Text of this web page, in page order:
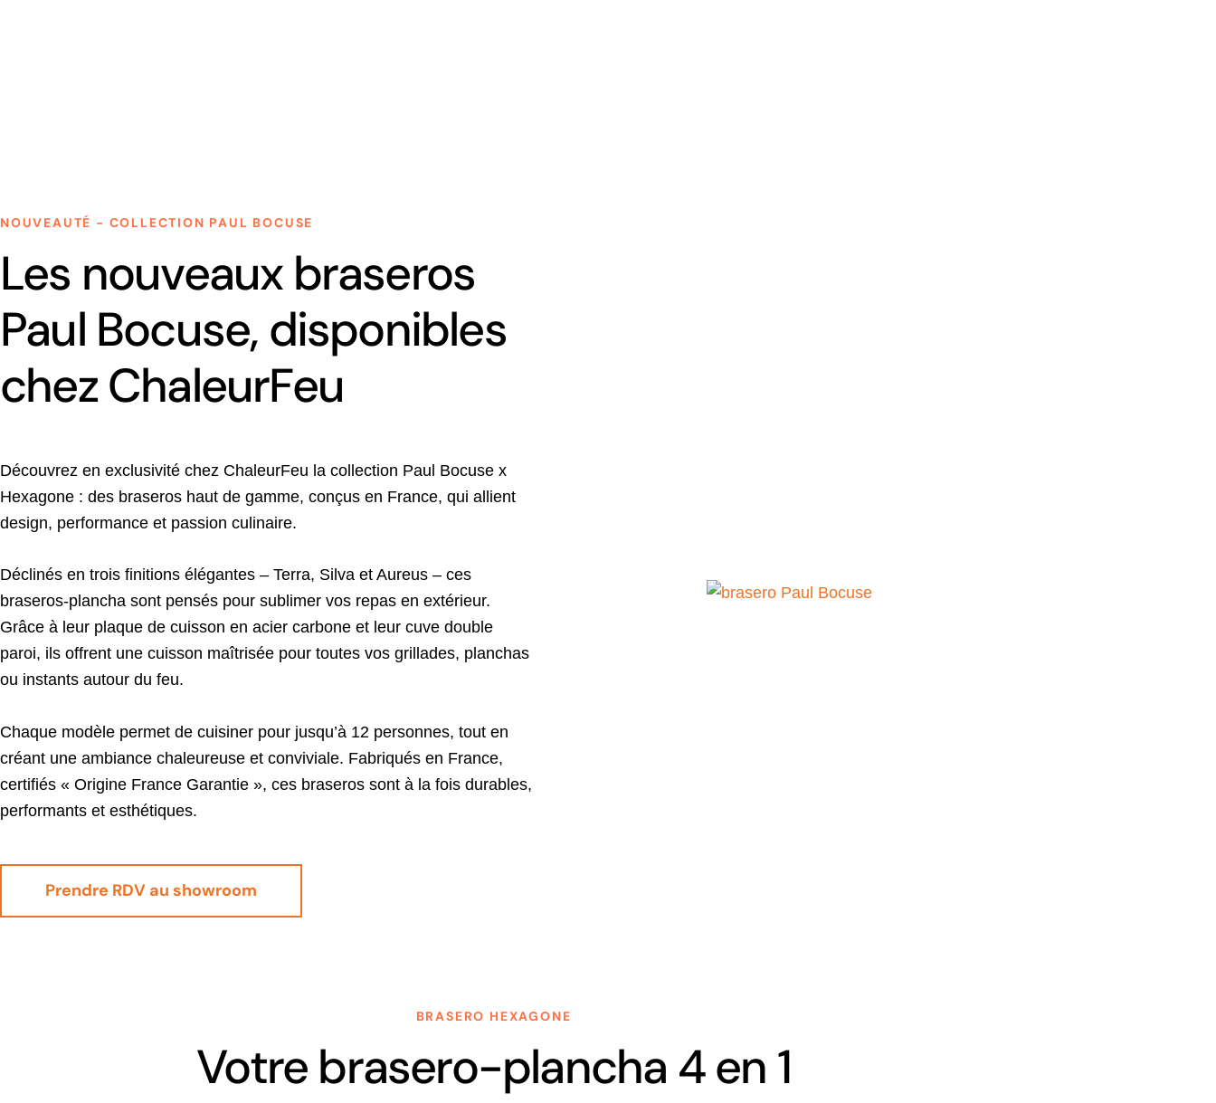
NOUVEAUTÉ - COLLECTION PAUL BOCUSE
Les nouveaux braseros
Paul Bocuse, disponibles
chez ChaleurFeu
Découvrez en exclusivité chez ChaleurFeu la collection Paul Bocuse x
Hexagone : des braseros haut de gamme, conçus en France, qui allient
design, performance et passion culinaire.
Déclinés en trois finitions élégantes – Terra, Silva et Aureus – ces
braseros-plancha sont pensés pour sublimer vos repas en extérieur.
Grâce à leur plaque de cuisson en acier carbone et leur cuve double
paroi, ils offrent une cuisson maîtrisée pour toutes vos grillades, planchas
ou instants autour du feu.
Chaque modèle permet de cuisiner pour jusqu’à 12 personnes, tout en
créant une ambiance chaleureuse et conviviale. Fabriqués en France,
certifiés « Origine France Garantie », ces braseros sont à la fois durables,
performants et esthétiques.
Prendre RDV au showroom
BRASERO HEXAGONE
Votre brasero-plancha 4 en 1